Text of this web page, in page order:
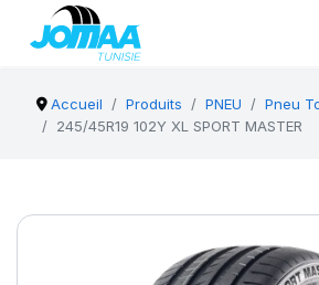
Accueil Produits PNEU
Pneu
245/45R19 102Y XL SPORT MASTER